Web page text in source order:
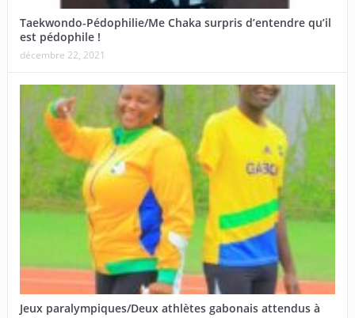
Taekwondo-Pédophilie/Me Chaka surpris d’entendre qu’il
est pédophile !
décembre 22, 2021
Jeux paralympiques/Deux athlètes gabonais attendus à